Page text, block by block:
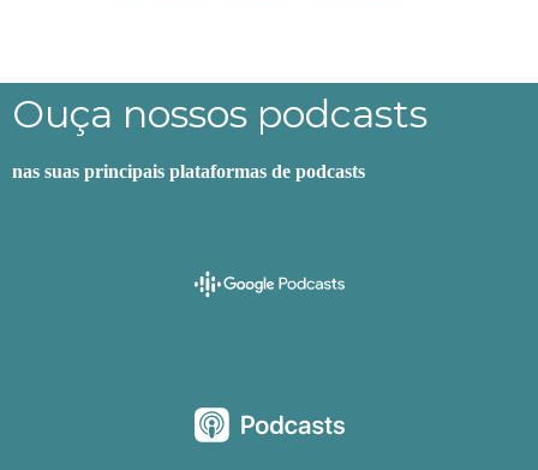
Ouça nossos podcasts
nas suas principais plataformas de podcasts